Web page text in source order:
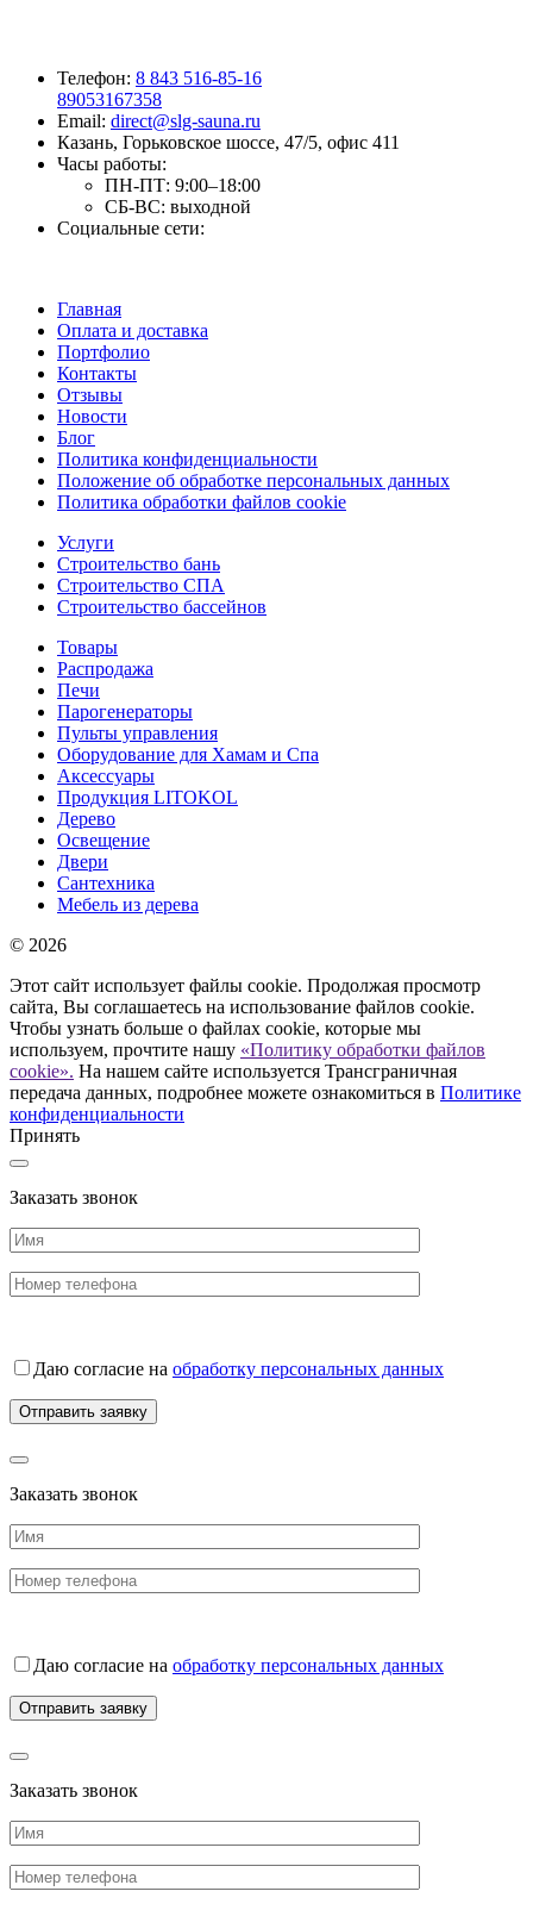
Телефон: 8 843 516-85-16
89053167358
Email: direct@slg-sauna.ru
Казань, Горьковское шоссе, 47/5, офис 411
Часы работы:
ПН-ПТ: 9:00–18:00
СБ-ВС: выходной
Социальные сети:
Главная
Оплата и доставка
Портфолио
Контакты
Отзывы
Новости
Блог
Политика конфиденциальности
Положение об обработке персональных данных
Политика обработки файлов cookie
Услуги
Строительство бань
Строительство СПА
Строительство бассейнов
Товары
Распродажа
Печи
Парогенераторы
Пульты управления
Оборудование для Хамам и Спа
Аксессуары
Продукция LITOKOL
Дерево
Освещение
Двери
Сантехника
Мебель из дерева
© 2026
Этот сайт использует файлы cookie. Продолжая просмотр
сайта, Вы соглашаетесь на использование файлов cookie.
Чтобы узнать больше о файлах cookie, которые мы
используем, прочтите нашу «Политику обработки файлов
cookie». На нашем сайте используется Трансграничная
передача данных, подробнее можете ознакомиться в Политике
конфиденциальности
Принять
Заказать звонок
Даю согласие на обработку персональных данных
Заказать звонок
Даю согласие на обработку персональных данных
Заказать звонок